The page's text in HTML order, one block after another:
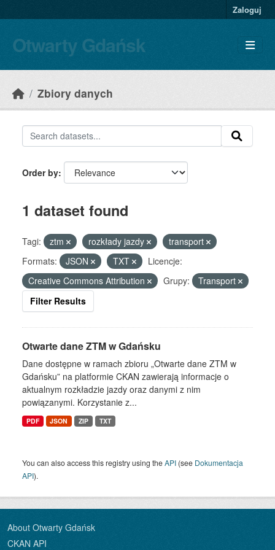
Zaloguj
Otwarty Gdańsk
Zbiory danych
Order by
1 dataset found
Tagi: ztm rozkłady jazdy
transport
Formats:
JSON TXT
Licencje:
Creative Commons Attribution
Grupy:
Transport
Filter Results
Otwarte dane ZTM w Gdańsku
Dane dostępne w ramach zbioru „Otwarte dane ZTM w
Gdańsku” na platformie CKAN zawierają informacje o
aktualnym rozkładzie jazdy oraz danymi z nim
powiązanymi. Korzystanie z...
PDF JSON ZIP TXT
You can also access this registry using theAPI (see Dokumentacja
API).
About Otwarty Gdańsk
CKAN API